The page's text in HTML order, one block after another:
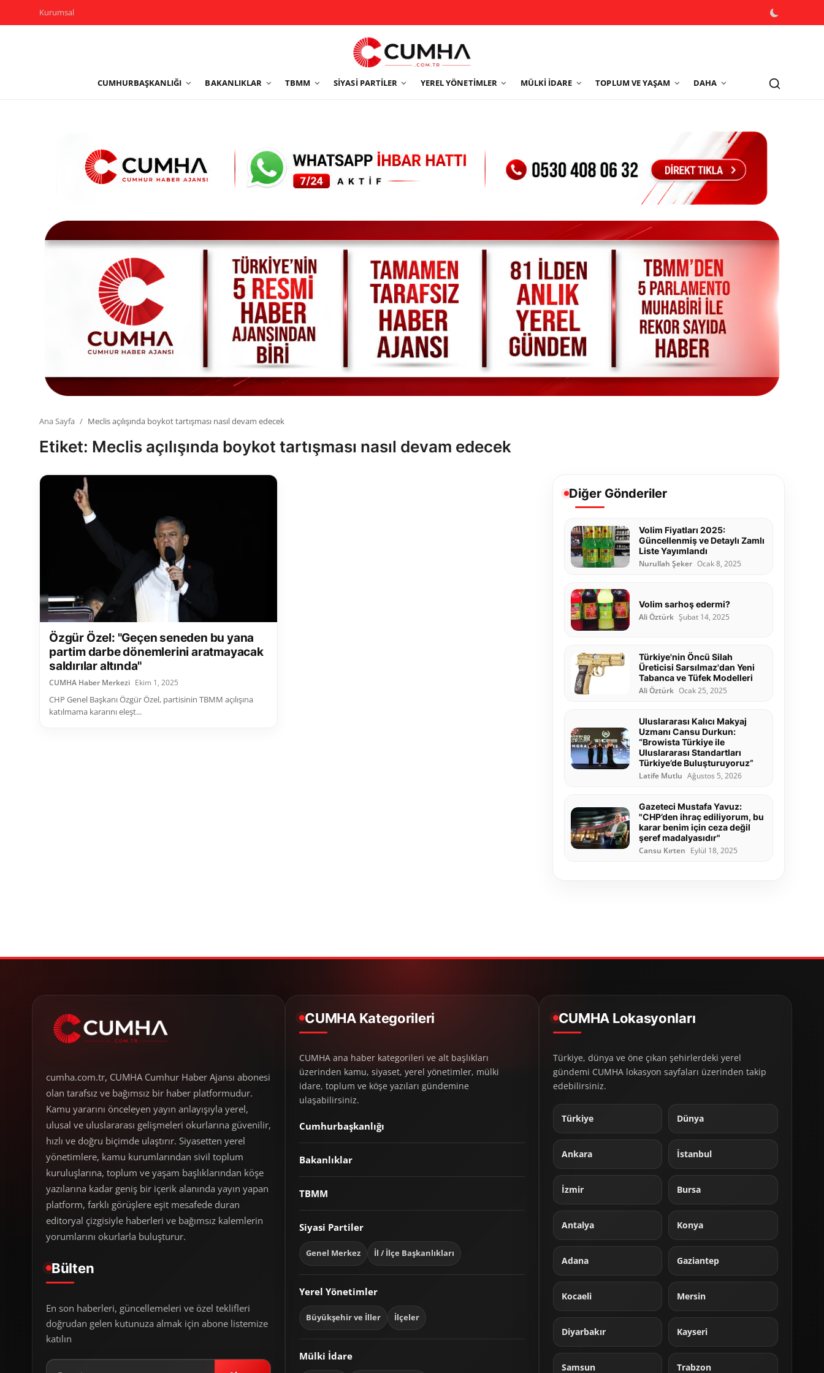
Kurumsal
CUMHURBAŞKANLIĞI BAKANLIKLAR TBMM SIYASI PARTILER YEREL YÖNETIMLER MÜLKI İDARE TOPLUM VE YAŞAM DAHA
Yerel Yönetimler
Sivil Toplum Kuruluşları
Kamu Kurumları ve Üst Kurullar
Resmi Reklamlar
Ana Sayfa Meclis açılışında boykot tartışması nasıl devam edecek
Etiket: Meclis açılışında boykot tartışması nasıl devam edecek
Özgür Özel: "Geçen seneden bu yana
partim darbe dönemlerini aratmayacak
saldırılar altında"
CUMHA Haber Merkezi Ekim 1, 2025
CHP Genel Başkanı Özgür Özel, partisinin TBMM açılışına
katılmama kararını eleşt...
Diğer Gönderiler
Volim Fiyatları 2025:
Güncellenmiş ve Detaylı Zamlı
Liste Yayımlandı
Nurullah Şeker Ocak 8, 2025
Volim sarhoş edermi?
Ali Öztürk Şubat 14, 2025
Türkiye'nin Öncü Silah
Üreticisi Sarsılmaz'dan Yeni
Tabanca ve Tüfek Modelleri
Ali Öztürk Ocak 25, 2025
Uluslararası Kalıcı Makyaj
Uzmanı Cansu Durkun:
“Browista Türkiye ile
Uluslararası Standartları
Türkiye’de Buluşturuyoruz”
Latife Mutlu Ağustos 5, 2026
Gazeteci Mustafa Yavuz:
"CHP’den ihraç ediliyorum, bu
karar benim için ceza değil
şeref madalyasıdır"
Cansu Kırten Eylül 18, 2025
cumha.com.tr, CUMHA Cumhur Haber Ajansı abonesi
olan tarafsız ve bağımsız bir haber platformudur.
Kamu yararını önceleyen yayın anlayışıyla yerel,
ulusal ve uluslararası gelişmeleri okurlarına güvenilir,
hızlı ve doğru biçimde ulaştırır. Siyasetten yerel
yönetimlere, kamu kurumlarından sivil toplum
kuruluşlarına, toplum ve yaşam başlıklarından köşe
yazılarına kadar geniş bir içerik alanında yayın yapan
platform, farklı görüşlere eşit mesafede duran
editoryal çizgisiyle haberleri ve bağımsız kalemlerin
yorumlarını okurlarla buluşturur.
Bülten
En son haberleri, güncellemeleri ve özel teklifleri
doğrudan gelen kutunuza almak için abone listemize
katılın
CUMHA Kategorileri
CUMHA ana haber kategorileri ve alt başlıkları
üzerinden kamu, siyaset, yerel yönetimler, mülki
idare, toplum ve köşe yazıları gündemine
ulaşabilirsiniz.
Cumhurbaşkanlığı
Bakanlıklar
TBMM
Siyasi Partiler
Genel Merkez İl / İlçe Başkanlıkları
Yerel Yönetimler
Büyükşehir ve İller İlçeler
Mülki İdare
CUMHA Lokasyonları
Türkiye, dünya ve öne çıkan şehirlerdeki yerel
gündemi CUMHA lokasyon sayfaları üzerinden takip
edebilirsiniz.
Türkiye Dünya
Ankara İstanbul
İzmir Bursa
Antalya Konya
Adana Gaziantep
Kocaeli Mersin
Diyarbakır Kayseri
Samsun Trabzon